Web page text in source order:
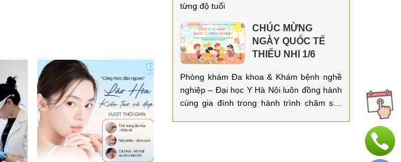
từng độ tuổi
CHÚC MỪNG
NGÀY QUỐC TẾ
THIẾU NHI 1/6
Phòng khám Đa khoa & Khám bệnh nghề
nghiệp – Đại học Y Hà Nội luôn đồng hành
cùng gia đình trong hành trình chăm sóc